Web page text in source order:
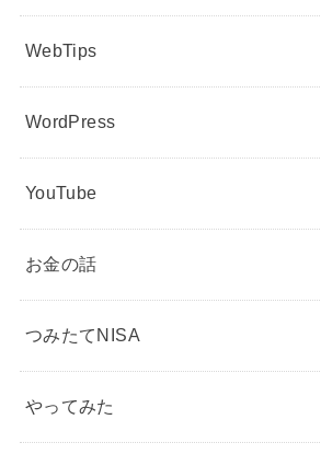
WebTips
WordPress
YouTube
お金の話
つみたてNISA
やってみた